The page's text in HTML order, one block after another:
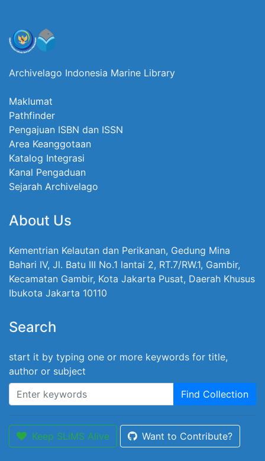
Archivelago Indonesia Marine Library
Maklumat
Pathfinder
Pengajuan ISBN dan ISSN
Area Keanggotaan
Katalog Integrasi
Kanal Pengaduan
Sejarah Archivelago
About Us
Kementrian Kelautan dan Perikanan, Gedung Mina
Bahari IV, Jl. Batu III No.1 lantai 2, RT.7/RW.1, Gambir,
Kecamatan Gambir, Kota Jakarta Pusat, Daerah Khusus
Ibukota Jakarta 10110
Search
start it by typing one or more keywords for title,
author or subject
Find Collection
Keep SLiMS Alive Want to Contribute?